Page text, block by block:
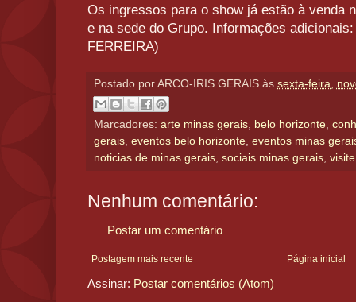
Os ingressos para o show já estão à venda
e na sede do Grupo. Informações
FERREIRA)
Postado por ARCO-IRIS GERAIS às sexta-feira,
Marcadores: arte minas gerais belo horizonte
gerais eventos belo horizonte eventos minas
noticias de minas gerais sociais minas gerais
Nenhum comentário:
Postar um comentário
Postagem mais recente Página inicial
Assinar: Postar comentários (Atom)